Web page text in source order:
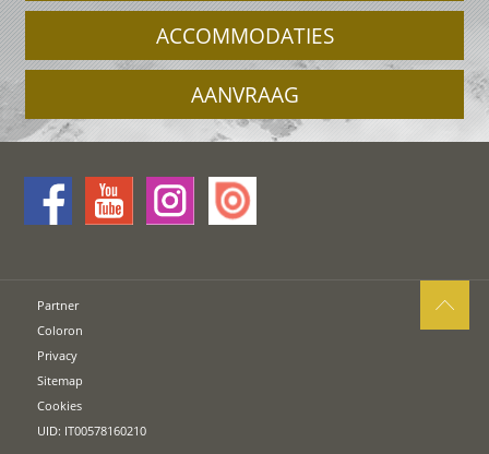
ACCOMMODATIES
AANVRAAG
Partner
Coloron
Privacy
Sitemap
Cookies
UID: IT00578160210